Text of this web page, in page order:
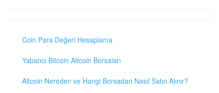
Coin Para Değeri Hesaplama
Yabancı Bitcoin Altcoin Borsaları
Altcoin Nereden ve Hangi Borsadan Nasıl Satın Alınır?